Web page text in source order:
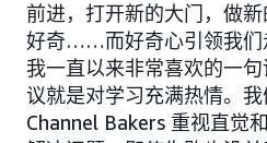
前进，打开新的大门，做
好奇……而好奇心引领我们
我一直以来非常喜欢的一
议就是对学习充满热情。我
Channel Bakers 重视直觉